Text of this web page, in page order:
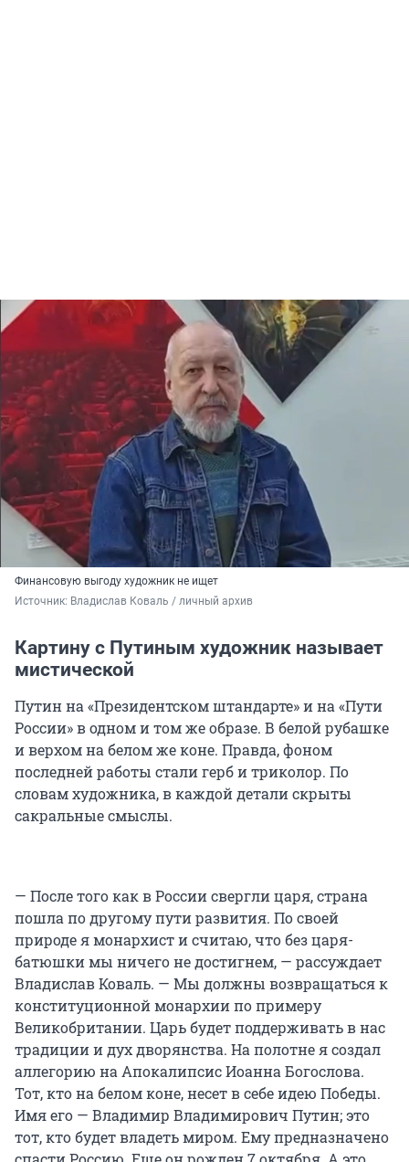
Финансовую выгоду художник не ищет
Источник: Владислав Коваль / личный архив
Картину с Путиным художник называет
мистической
Путин на «Президентском штандарте» и на «Пути
России» в одном и том же образе. В белой рубашке
и верхом на белом же коне. Правда, фоном
последней работы стали герб и триколор. По
словам художника, в каждой детали скрыты
сакральные смыслы.
— После того как в России свергли царя, страна
пошла по другому пути развития. По своей
природе я монархист и считаю, что без царя-
батюшки мы ничего не достигнем, — рассуждает
Владислав Коваль. — Мы должны возвращаться к
конституционной монархии по примеру
Великобритании. Царь будет поддерживать в нас
традиции и дух дворянства. На полотне я создал
аллегорию на Апокалипсис Иоанна Богослова.
Тот, кто на белом коне, несет в себе идею Победы.
Имя его — Владимир Владимирович Путин; это
тот, кто будет владеть миром. Ему предназначено